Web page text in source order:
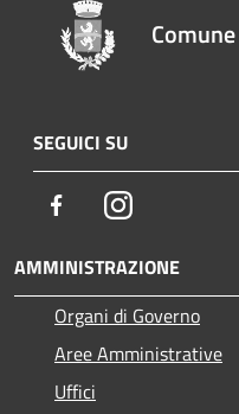
SEGUICI SU
FacebookInstagram
AMMINISTRAZIONE
Organi di Governo
Aree Amministrative
Uffici